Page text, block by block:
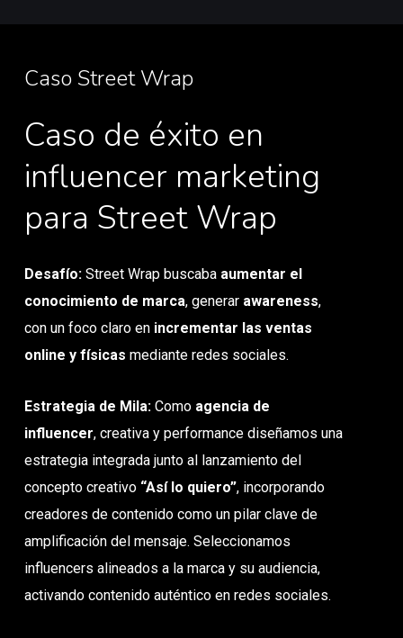
Caso Street Wrap
Caso de éxito en
influencer marketing
para Street Wrap
Desafío:Street Wrap buscaba aumentar el
conocimiento de marca, generar awareness,
con un foco claro en incrementar las ventas
online y físicas mediante redes sociales.
Estrategia de Mila:Como agencia de
influencer, creativa y performance diseñamos una
estrategia integrada junto al lanzamiento del
concepto creativo “Así lo quiero”, incorporando
creadores de contenido como un pilar clave de
amplificación del mensaje. Seleccionamos
influencers alineados a la marca y su audiencia,
activando contenido auténtico en redes sociales.